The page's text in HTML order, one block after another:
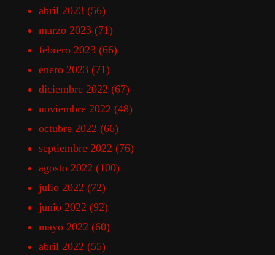
abril 2023 (56)
marzo 2023 (71)
febrero 2023 (66)
enero 2023 (71)
diciembre 2022 (67)
noviembre 2022 (48)
octubre 2022 (66)
septiembre 2022 (76)
agosto 2022 (100)
julio 2022 (72)
junio 2022 (92)
mayo 2022 (60)
abril 2022 (55)